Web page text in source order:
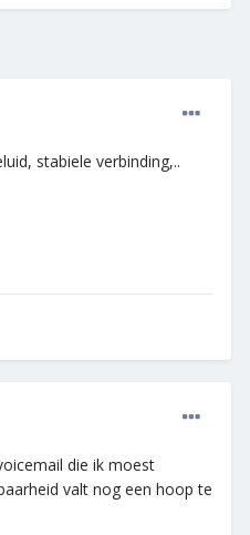
stabiele verbinding,..
die ik moest
valt nog een hoop te